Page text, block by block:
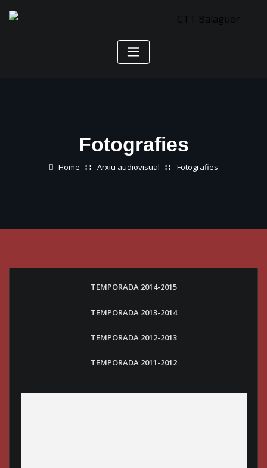
Fotografies
Home Arxiu audiovisual Fotografies
TEMPORADA 2014-2015
TEMPORADA 2013-2014
TEMPORADA 2012-2013
TEMPORADA 2011-2012